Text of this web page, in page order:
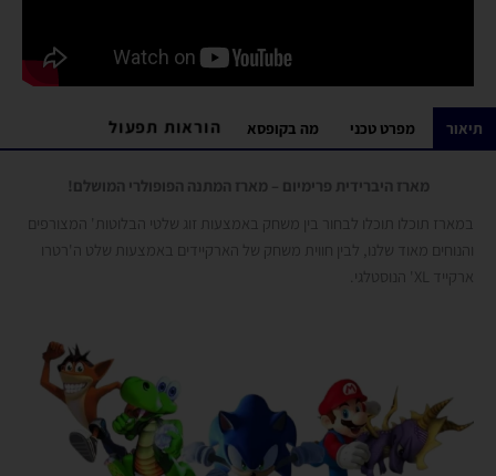
תיאור מפרט טכני מה בקופסא הוראות תפעול
מארז היברידית פרימיום – מארז המתנה הפופולרי המושלם!
במארז תוכלו תוכלו לבחור בין משחק באמצעות זוג שלטי הבלוטות' המצורפים
והנוחים מאוד שלנו, לבין חווית משחק של הארקיידים באמצעות שלט ה'רטרו
ארקייד XL' הנוסטלגי.